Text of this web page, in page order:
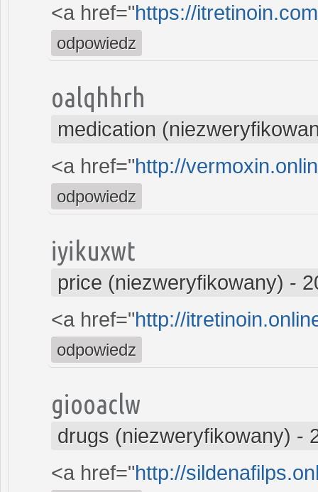
<a href="https://
odpowiedz
oalqhhrh
medication
<a href="http://
odpowiedz
iyikuxwt
price (niezweryfikowany) -
<a href="http://
odpowiedz
giooaclw
drugs (niezweryfikowany) -
<a href="http://